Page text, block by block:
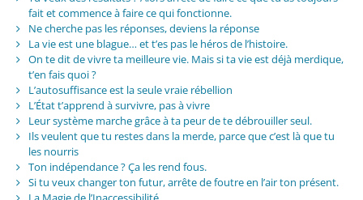
fait et commence à faire ce qui fonctionne.
Ne cherche pas les réponses, deviens la réponse
La vie est une blague… et t’es pas le héros de l’histoire.
On te dit de vivre ta meilleure vie. Mais si ta vie est déjà merdique,
t’en fais quoi ?
L’autosuffisance est la seule vraie rébellion
L’État t’apprend à survivre, pas à vivre
Leur système marche grâce à ta peur de te débrouiller seul.
Ils veulent que tu restes dans la merde, parce que c’est là que tu
les nourris
Ton indépendance ? Ça les rend fous.
Si tu veux changer ton futur, arrête de foutre en l’air ton présent.